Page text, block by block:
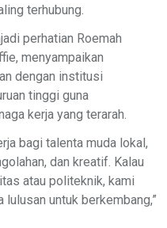
terhubung.
perhatian Roemah
menyampaikan
dengan institusi
tinggi guna
kerja yang terarah.
bagi talenta muda lokal,
dan kreatif. Kalau
atau politeknik, kami
untuk berkembang,”